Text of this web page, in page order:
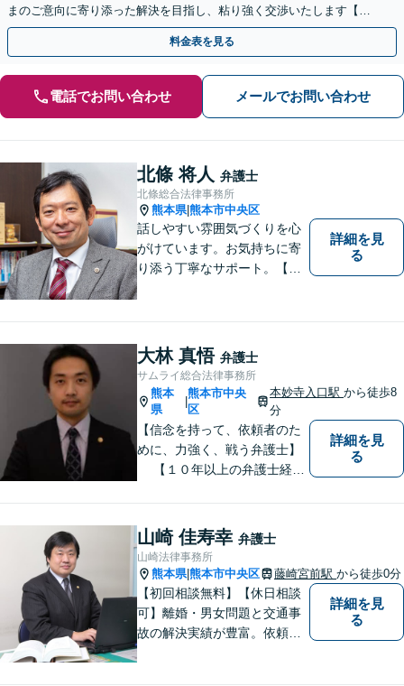
まのご意向に寄り添った解決を目指し、粘り強く交渉いたします【法
テラス利用可】リーズナブルな料金プランあり
料金表を見る
電話でお問い合わせ メールでお問い合わせ
北條 将人 弁護士
北條総合法律事務所
熊本県|熊本市中央区
話しやすい雰囲気づくりを心
がけています。お気持ちに寄
り添う丁寧なサポート。【借
用】証拠集めから手厚くサポ
ート。企業からのご相談も承
ります【交通事故】弁護士費
用特約の利用可【夜間・休日
面談可】
詳細を見
る
大林 真悟 弁護士
サムライ総合法律事務所
熊本
県
|
熊本市中央
区
本妙寺入口駅から徒歩8
分
【信念を持って、依頼者のた
めに、力強く、戦う弁護士】
【１０年以上の弁護士経
等の男女トラブル、③顧問弁
護の３つの分野に力を注ぐ弁
護士】
詳細を見
る
山崎 佳寿幸 弁護士
山崎法律事務所
熊本県|熊本市中央区 藤崎宮前駅 から徒歩0分
【初回相談無料】【休日相談
可】離婚・男女問題と交通事
故の解決実績が豊富。依頼者
詳細を見
る